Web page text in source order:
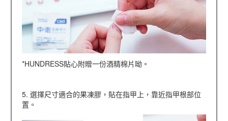
*HUNDRESS貼心附贈一份酒精棉片呦。
5. 選擇尺寸適合的果凍膠，貼在指甲上，靠近指甲根部位
置。